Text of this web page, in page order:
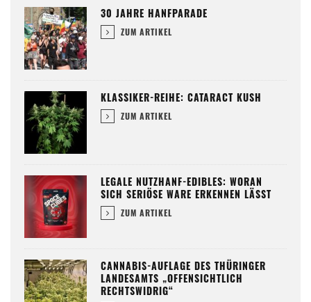
30 JAHRE HANFPARADE
ZUM ARTIKEL
KLASSIKER-REIHE: CATARACT KUSH
ZUM ARTIKEL
LEGALE NUTZHANF-EDIBLES: WORAN
SICH SERIÖSE WARE ERKENNEN LÄSST
ZUM ARTIKEL
CANNABIS-AUFLAGE DES THÜRINGER
LANDESAMTS „OFFENSICHTLICH
RECHTSWIDRIG“